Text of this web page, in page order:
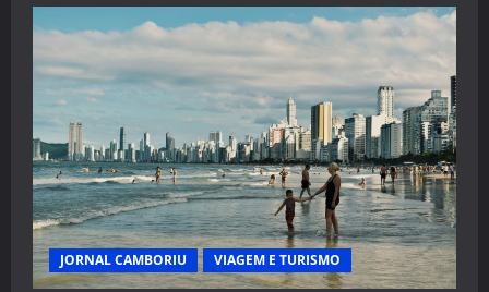
JORNAL CAMBORIU VIAGEM E TURISMO